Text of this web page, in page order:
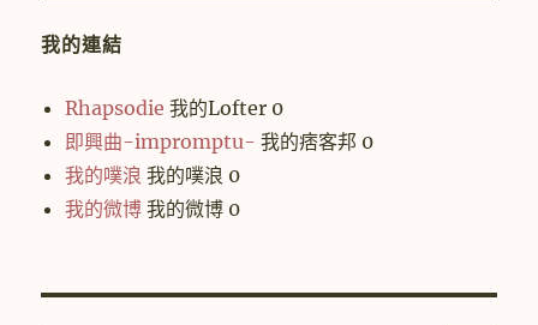
我的連結
Rhapsodie 我的Lofter 0
即興曲-impromptu- 我的痞客邦 0
我的噗浪 我的噗浪 0
我的微博 我的微博 0